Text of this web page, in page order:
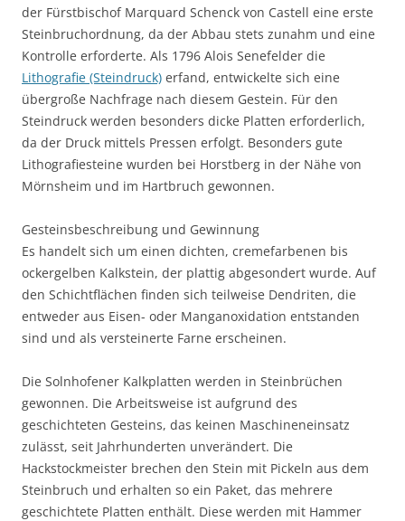
der Fürstbischof Marquard Schenck von Castell eine erste
Steinbruchordnung, da der Abbau stets zunahm und eine
Kontrolle erforderte. Als 1796 Alois Senefelder die
Lithografie (Steindruck) erfand, entwickelte sich eine
übergroße Nachfrage nach diesem Gestein. Für den
Steindruck werden besonders dicke Platten erforderlich,
da der Druck mittels Pressen erfolgt. Besonders gute
Lithografiesteine wurden bei Horstberg in der Nähe von
Mörnsheim und im Hartbruch gewonnen.
Gesteinsbeschreibung und Gewinnung
Es handelt sich um einen dichten, cremefarbenen bis
ockergelben Kalkstein, der plattig abgesondert wurde. Auf
den Schichtflächen finden sich teilweise Dendriten, die
entweder aus Eisen- oder Manganoxidation entstanden
sind und als versteinerte Farne erscheinen.
Die Solnhofener Kalkplatten werden in Steinbrüchen
gewonnen. Die Arbeitsweise ist aufgrund des
geschichteten Gesteins, das keinen Maschineneinsatz
zulässt, seit Jahrhunderten unverändert. Die
Hackstockmeister brechen den Stein mit Pickeln aus dem
Steinbruch und erhalten so ein Paket, das mehrere
geschichtete Platten enthält. Diese werden mit Hammer